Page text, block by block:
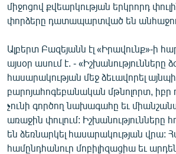
Հայերեն
Русский
ՀԵՏԵՎԵՔ ՄԵԶ
միջոցով քվեարկության երկրորդ
փորձերը դատապարտված են
Ալբերտ Բազեյանն էլ «Իրավունք»-ի
այսօր ասում է. - «Իշխանությունները
հասարակության մեջ ձեւավորել
բարոյահոգեբանական մթնոլորտ, իբր
չունի գործող նախագահը եւ
առաջին փուլում: Իշխանությունները
են ձեռնարկել հասարակության վրա:
համընդհանուր մոբիլիզացիա եւ